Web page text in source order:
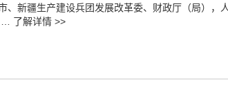
、新疆生产建设兵团发展改革委、财政厅（局），
了解详情 >>